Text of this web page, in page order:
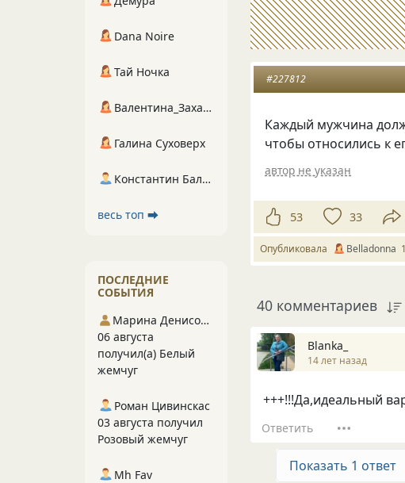
#227812
Каждый мужчина
чтобы относились к
автор не указан
53 33
Опубликовала Belladonna
40 комментариев
Blanka_
14 лет назад
+++!!!Да,идеальный
Ответить
Показать 1 ответ
Dana Noire
Тай Ночка
Валентина_Захарова
Галина Суховерх
Константин Балухта
весь топ ⮕
ПОСЛЕДНИЕ
СОБЫТИЯ
Марина Денисова 5
06 августа
получил(а) Белый
жемчуг
Роман Цивинскас
03 августа получил
Розовый жемчуг
Mh Fav